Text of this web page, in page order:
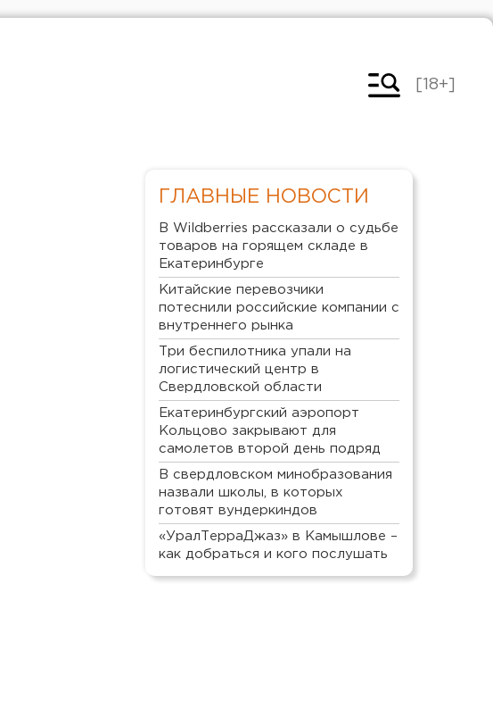
[18+]
ГЛАВНЫЕ НОВОСТИ
В Wildberries рассказали о судьбе
товаров на горящем складе в
Екатеринбурге
Китайские перевозчики
потеснили российские компании с
внутреннего рынка
Три беспилотника упали на
логистический центр в
Свердловской области
Екатеринбургский аэропорт
Кольцово закрывают для
самолетов второй день подряд
В свердловском минобразования
назвали школы, в которых
готовят вундеркиндов
«УралТерраДжаз» в Камышлове –
как добраться и кого послушать